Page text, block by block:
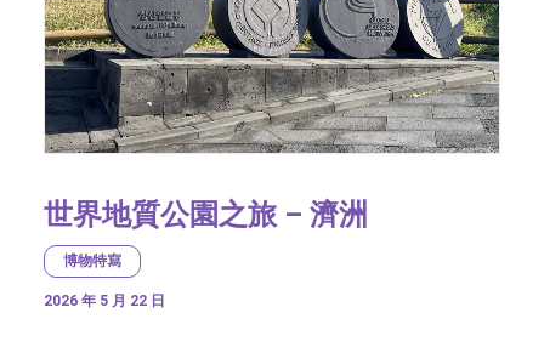
世界地質公園之旅 – 濟洲
博物特寫
2026 年 5 月 22 日